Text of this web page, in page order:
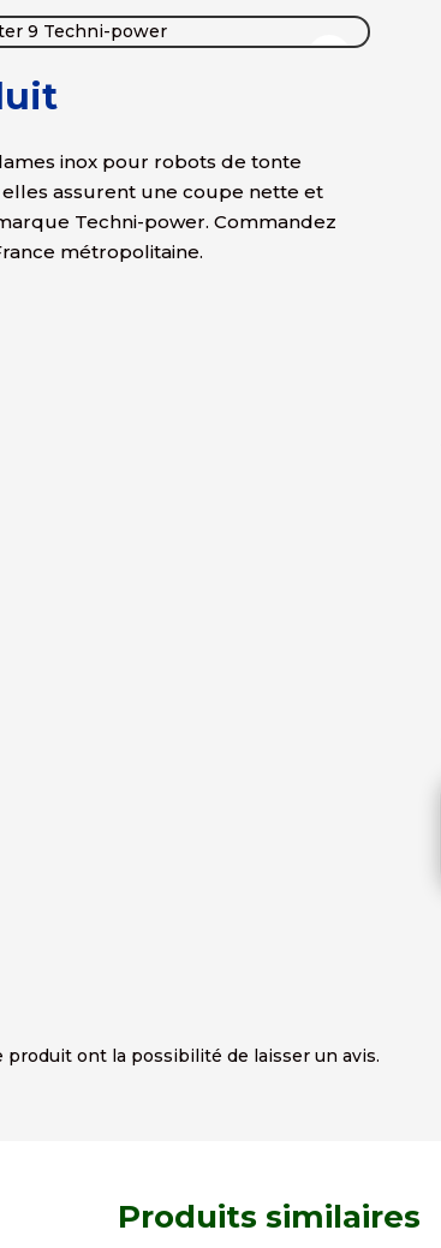
inox pour robots de tonte
elles assurent une coupe nette et
Techni-power. Commandez
métropolitaine.
ont la possibilité de laisser un avis.
Produits similaires